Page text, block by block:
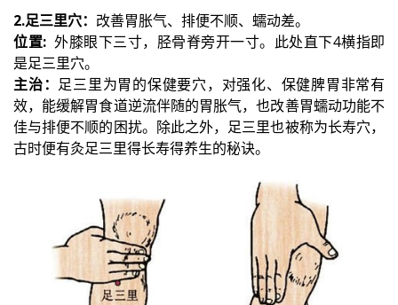
2.足三里穴： 改善胃胀气、排便不顺、蠕动差。
位置: 外膝眼下三寸，胫骨脊旁开一寸。此处直下4横指即
是足三里穴。
主治： 足三里为胃的保健要穴，对强化、保健脾胃非常有
效，能缓解胃食道逆流伴随的胃胀气，也改善胃蠕动功能不
佳与排便不顺的困扰。除此之外，足三里也被称为长寿穴，
古时便有灸足三里得长寿得养生的秘诀。